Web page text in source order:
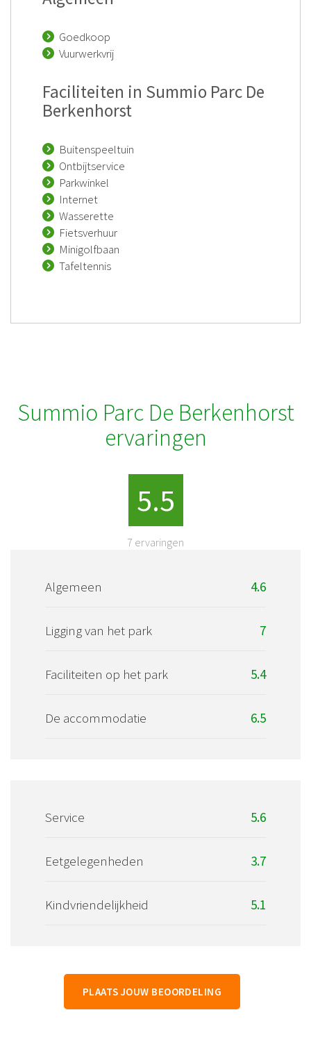
Goedkoop
Vuurwerkvrij
Faciliteiten in Summio Parc De
Berkenhorst
Buitenspeeltuin
Ontbijtservice
Parkwinkel
Internet
Wasserette
Fietsverhuur
Minigolfbaan
Tafeltennis
Summio Parc De Berkenhorst
ervaringen
5.5
7 ervaringen
Algemeen 4.6
Ligging van het park 7
Faciliteiten op het park 5.4
De accommodatie 6.5
Service 5.6
Eetgelegenheden 3.7
Kindvriendelijkheid 5.1
PLAATS JOUW BEOORDELING